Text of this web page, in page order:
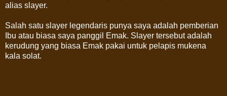
alias slayer.
Salah satu slayer legendaris punya saya adalah pemberian
Ibu atau biasa saya panggil Emak. Slayer tersebut adalah
kerudung yang biasa Emak pakai untuk pelapis mukena
kala solat.